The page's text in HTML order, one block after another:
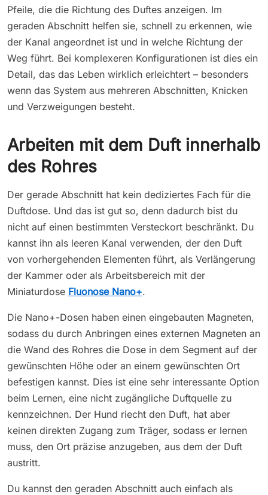
Pfeile, die die Richtung des Duftes anzeigen. Im
geraden Abschnitt helfen sie, schnell zu erkennen, wie
der Kanal angeordnet ist und in welche Richtung der
Weg führt. Bei komplexeren Konfigurationen ist dies ein
Detail, das das Leben wirklich erleichtert – besonders
wenn das System aus mehreren Abschnitten, Knicken
und Verzweigungen besteht.
Arbeiten mit dem Duft innerhalb
des Rohres
Der gerade Abschnitt hat kein dediziertes Fach für die
Duftdose. Und das ist gut so, denn dadurch bist du
nicht auf einen bestimmten Versteckort beschränkt. Du
kannst ihn als leeren Kanal verwenden, der den Duft
von vorhergehenden Elementen führt, als Verlängerung
der Kammer oder als Arbeitsbereich mit der
Miniaturdose Fluonose Nano+.
Die Nano+-Dosen haben einen eingebauten Magneten,
sodass du durch Anbringen eines externen Magneten an
die Wand des Rohres die Dose in dem Segment auf der
gewünschten Höhe oder an einem gewünschten Ort
befestigen kannst. Dies ist eine sehr interessante Option
beim Lernen, eine nicht zugängliche Duftquelle zu
kennzeichnen. Der Hund riecht den Duft, hat aber
keinen direkten Zugang zum Träger, sodass er lernen
muss, den Ort präzise anzugeben, aus dem der Duft
austritt.
Du kannst den geraden Abschnitt auch einfach als